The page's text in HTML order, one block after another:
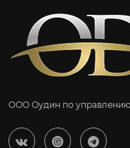
ООО Оудин по
  